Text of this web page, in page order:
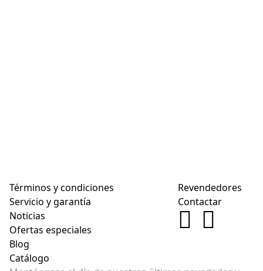
Términos y condiciones
Servicio y garantía
Noticias
Ofertas especiales
Blog
Catálogo
Revendedores
Contactar